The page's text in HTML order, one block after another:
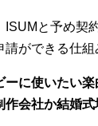
ISUMと予め契
ができる仕組
ーに使いたい
作会社か結婚